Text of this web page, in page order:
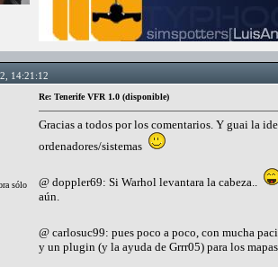
14:21:12
sólo
Re: Tenerife VFR 1.0 (disponible)
Gracias a todos por los comentarios. Y guai la
ordenadores/sistemas
@ doppler69: Si Warhol levantara la cabeza..
aún.
@ carlosuc99: pues poco a poco, con mucha
y un plugin (y la ayuda de Grrr05) para los